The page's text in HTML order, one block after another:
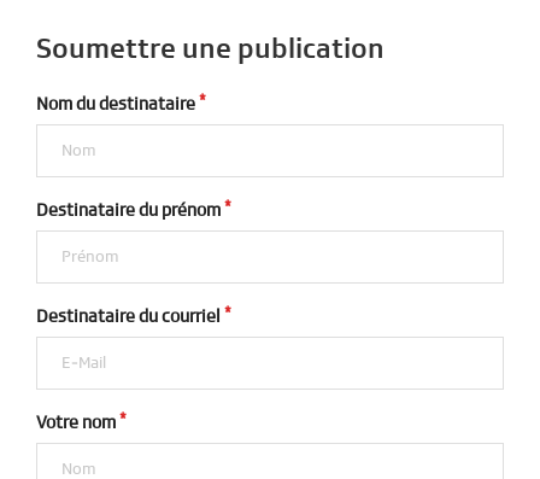
Soumettre une publication
Nom du destinataire
Destinataire du prénom
Destinataire du courriel
Votre nom